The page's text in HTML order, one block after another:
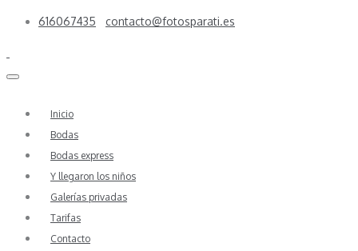
616067435 contacto@fotosparati.es
Inicio
Bodas
Bodas express
Y llegaron los niños
Galerías privadas
Tarifas
Contacto